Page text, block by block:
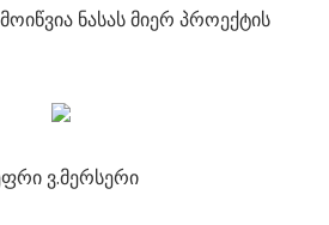
ნასას მიერ პროექტის
ვ.მერსერი